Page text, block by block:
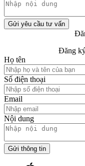
Gửi yêu cầu tư vấn
Đăng
Họ tên
Số điện thoại
Email
Nội dung
Gửi thông tin